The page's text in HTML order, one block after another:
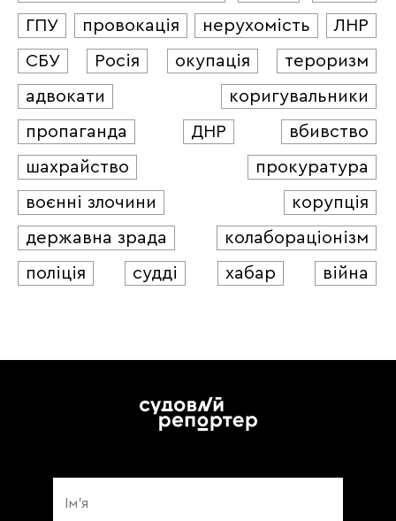
ГПУ
провокація нерухомість
ЛНР
СБУ
Росія окупація
тероризм
адвокати
коригувальники
пропаганда
ДНР
вбивство
шахрайство
прокуратура
воєнні злочини
корупція
державна зрада
колабораціонізм
поліція
судді хабар війна